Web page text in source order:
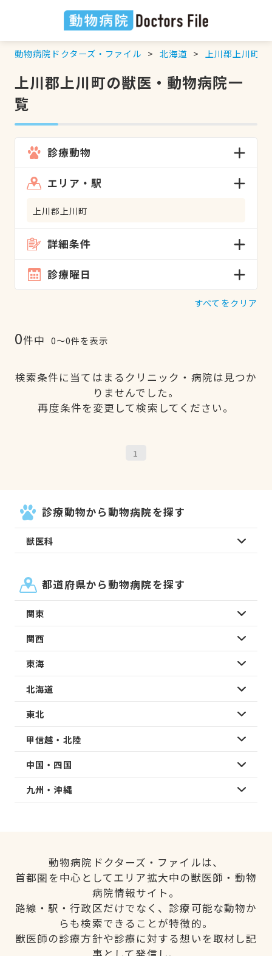
動物病院ドクターズ・ファイル 北海道 上川郡上川町
上川郡上川町の獣医・動物病院一
覧
診療動物
エリア・駅
上川郡上川町
詳細条件
診療曜日
すべてをクリア
0件中 0〜0件を表示
検索条件に当てはまるクリニック・病院は見つか
りませんでした。
再度条件を変更して検索してください。
1
診療動物から動物病院を探す
獣医科
都道府県から動物病院を探す
関東
関西
東海
北海道
東北
甲信越・北陸
中国・四国
九州・沖縄
動物病院ドクターズ・ファイルは、
首都圏を中心としてエリア拡大中の獣医師・動物
病院情報サイト。
路線・駅・行政区だけでなく、診療可能な動物か
らも検索できることが特徴的。
獣医師の診療方針や診療に対する想いを取材し記